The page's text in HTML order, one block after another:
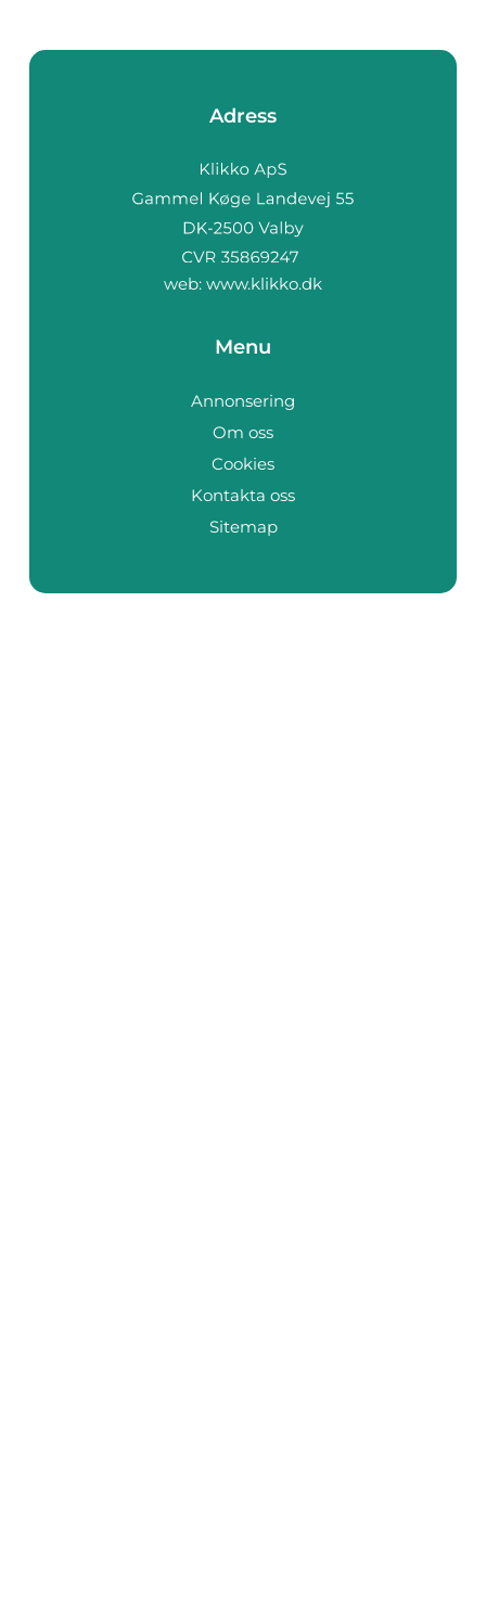
Adress
web: www.klikko.dk
Menu
Annonsering
Om oss
Cookies
Kontakta oss
Sitemap